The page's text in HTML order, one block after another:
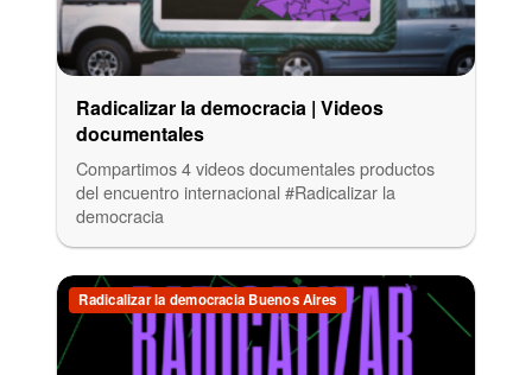
Radicalizar la democracia | Videos
documentales
Compartimos 4 videos documentales productos
del encuentro internacional #Radicalizar la
democracia
Radicalizar la democracia Buenos Aires